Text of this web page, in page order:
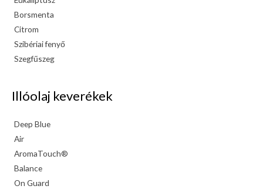
Borsmenta
Citrom
Szibériai fenyő
Szegfűszeg
Illóolaj keverékek
Deep Blue
Air
AromaTouch®
Balance
On Guard